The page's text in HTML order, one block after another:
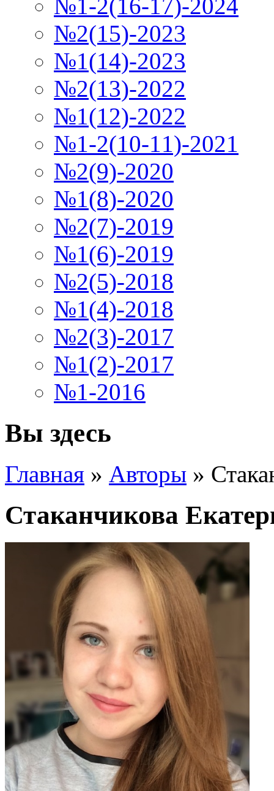
№1-2(16-17)-2024
№2(15)-2023
№1(14)-2023
№2(13)-2022
№1(12)-2022
№1-2(10-11)-2021
№2(9)-2020
№1(8)-2020
№2(7)-2019
№1(6)-2019
№2(5)-2018
№1(4)-2018
№2(3)-2017
№1(2)-2017
№1-2016
Вы здесь
Главная » Авторы »
Стаканчикова